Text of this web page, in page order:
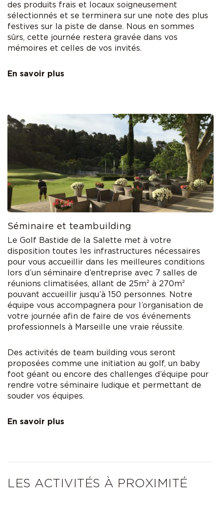
des produits frais et locaux soigneusement
sélectionnés et se terminera sur une note des plus
festives sur la piste de danse. Nous en sommes
sûrs, cette journée restera gravée dans vos
mémoires et celles de vos invités.
En savoir plus
Séminaire et teambuilding
Le Golf Bastide de la Salette met à votre
disposition toutes les infrastructures nécessaires
pour vous accueillir dans les meilleures conditions
lors d’un séminaire d’entreprise avec 7 salles de
réunions climatisées, allant de 25m² à 270m²
pouvant accueillir jusqu’à 150 personnes. Notre
équipe vous accompagnera pour l’organisation de
votre journée afin de faire de vos événements
professionnels à Marseille une vraie réussite.
Des activités de team building vous seront
proposées comme une initiation au golf, un baby
foot géant ou encore des challenges d’équipe pour
rendre votre séminaire ludique et permettant de
souder vos équipes.
En savoir plus
LES ACTIVITÉS À PROXIMITÉ